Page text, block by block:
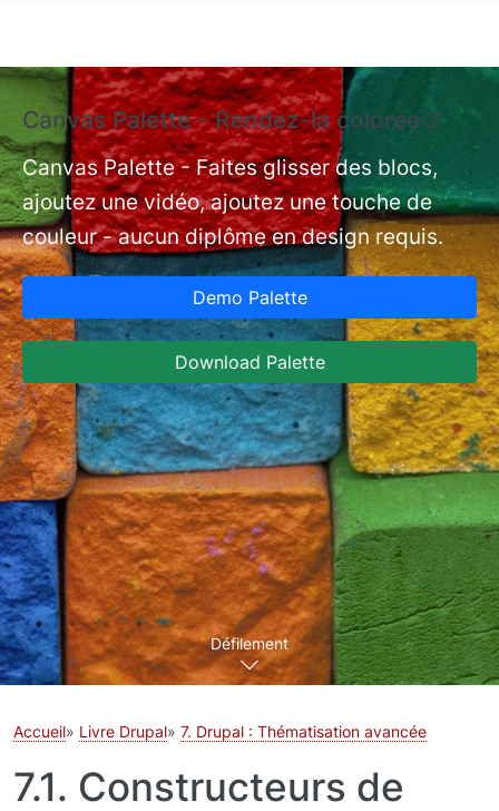
Canvas Palette - Rendez-la colorée🎨
Canvas Palette - Faites glisser des blocs,
ajoutez une vidéo, ajoutez une touche de
couleur - aucun diplôme en design requis.
Demo Palette
Download Palette
Défilement
Accueil Livre Drupal 7. Drupal : Thématisation avancée
7.1. Constructeurs de